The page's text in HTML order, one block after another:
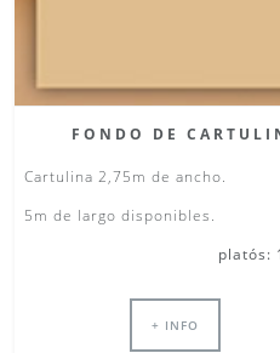
FONDO DE
Cartulina 2,75m de ancho.
5m de largo disponibles.
platós:
+ INFO